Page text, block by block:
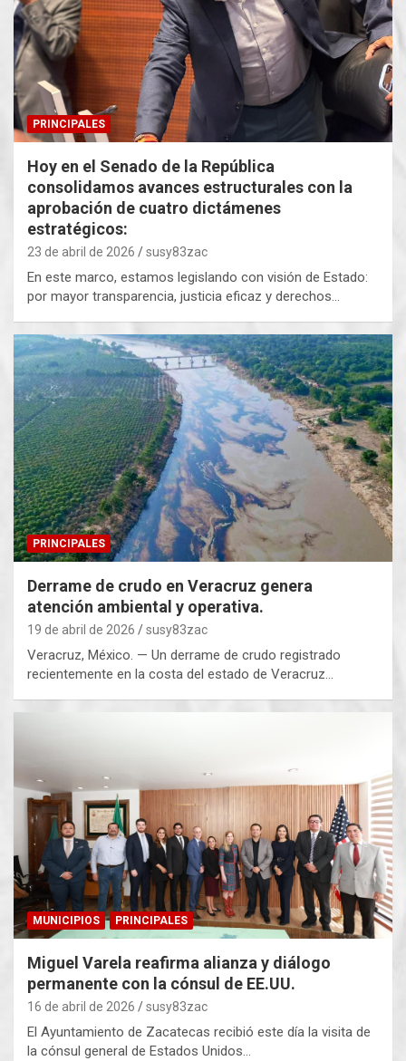
PRINCIPALES
Hoy en el Senado de la República
consolidamos avances estructurales con la
aprobación de cuatro dictámenes
estratégicos:
23 de abril de 2026 susy83zac
En este marco, estamos legislando con visión de Estado:
por mayor transparencia, justicia eficaz y derechos…
PRINCIPALES
Derrame de crudo en Veracruz genera
atención ambiental y operativa.
19 de abril de 2026 susy83zac
Veracruz, México. — Un derrame de crudo registrado
recientemente en la costa del estado de Veracruz…
MUNICIPIOS PRINCIPALES
Miguel Varela reafirma alianza y diálogo
permanente con la cónsul de EE.UU.
16 de abril de 2026 susy83zac
El Ayuntamiento de Zacatecas recibió este día la visita de
la cónsul general de Estados Unidos…